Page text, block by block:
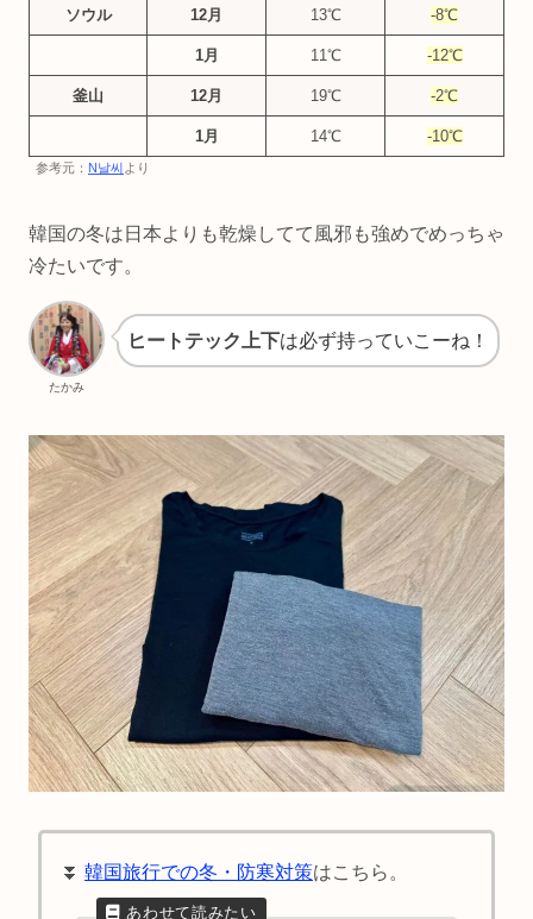
ソウル 12月 13℃ -8℃
1月 11℃ -12℃
釜山 12月 19℃ -2℃
1月 14℃ -10℃
参考元： N날씨 より
韓国の冬は日本よりも乾燥してて風邪も強めでめっちゃ
冷たいです。
たかみ
ヒートテック上下は必ず持っていこーね！
⏬ 韓国旅行での冬・防寒対策はこちら。